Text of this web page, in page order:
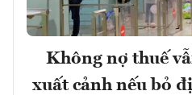
Không nợ thuế
xuất cảnh nếu bỏ